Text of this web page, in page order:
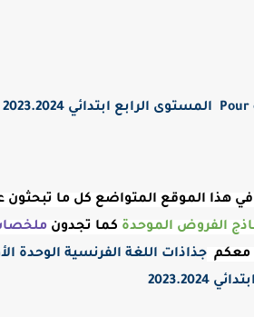
في هذا الموقع المتواضع كل ما تبحثون
الفروض الموحدة كما تجدون
معكم جذاذات اللغة الفرنسية الوحدة